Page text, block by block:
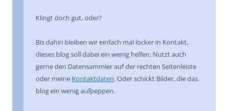
Klingt doch gut, oder?
Bis dahin bleiben wir einfach mal locker in Kontakt,
dieses blog soll dabei ein wenig helfen. Nutzt auch
gerne den Datensammler auf der rechten Seitenleiste
oder meine Kontaktdaten. Oder schickt Bilder, die das
blog ein wenig aufpeppen.